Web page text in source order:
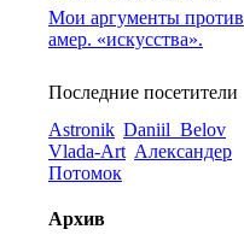
Мои аргументы против
амер. «искусства».
Последние посетители
Astronik Daniil_Belov
Vlada-Art Александер
Потомок
Архив